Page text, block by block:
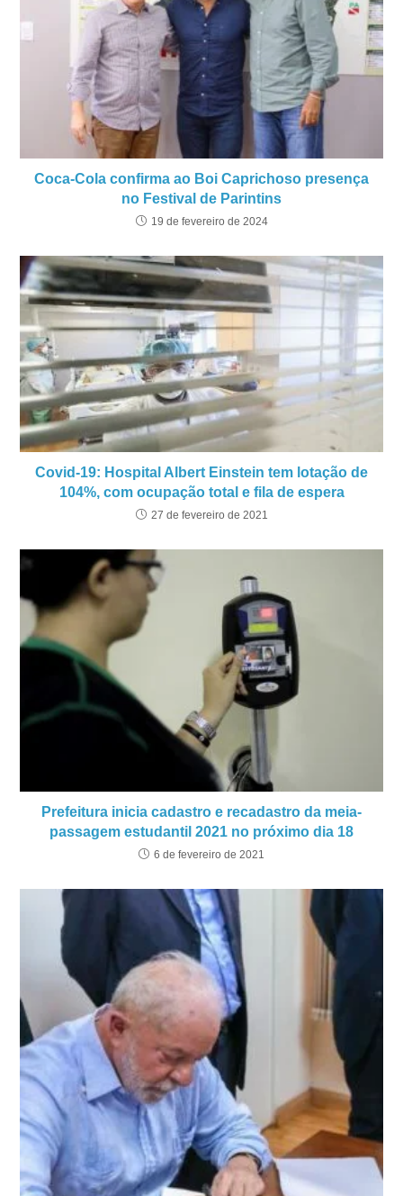
Coca-Cola confirma ao Boi Caprichoso presença
no Festival de Parintins
19 de fevereiro de 2024
Covid-19: Hospital Albert Einstein tem lotação de
104%, com ocupação total e fila de espera
27 de fevereiro de 2021
Prefeitura inicia cadastro e recadastro da meia-
passagem estudantil 2021 no próximo dia 18
6 de fevereiro de 2021